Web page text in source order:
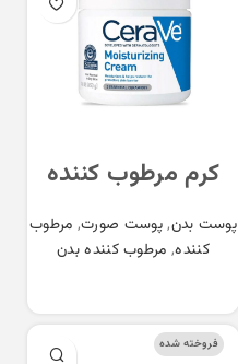
کرم مرطوب کننده
سراوی CeraVe
Cream Normal To
پوست بدن,پوست صورت, مرطوب
کننده, مرطوب کننده بدن
فروخته شده